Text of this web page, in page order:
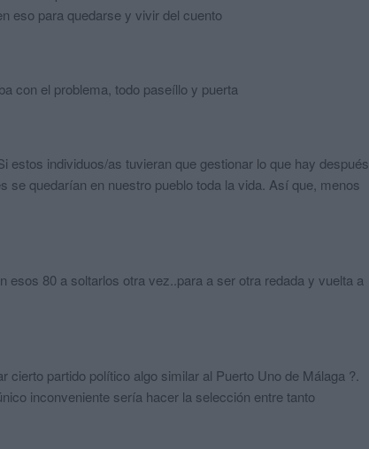
eso para quedarse y vivir del cuento
con el problema, todo paseíllo y puerta
estos individuos/as tuvieran que gestionar lo que hay después
se quedarían en nuestro pueblo toda la vida. Así que, menos
esos 80 a soltarlos otra vez..para a ser otra redada y vuelta a
cierto partido político algo similar al Puerto Uno de Málaga ?.
inconveniente sería hacer la selección entre tanto